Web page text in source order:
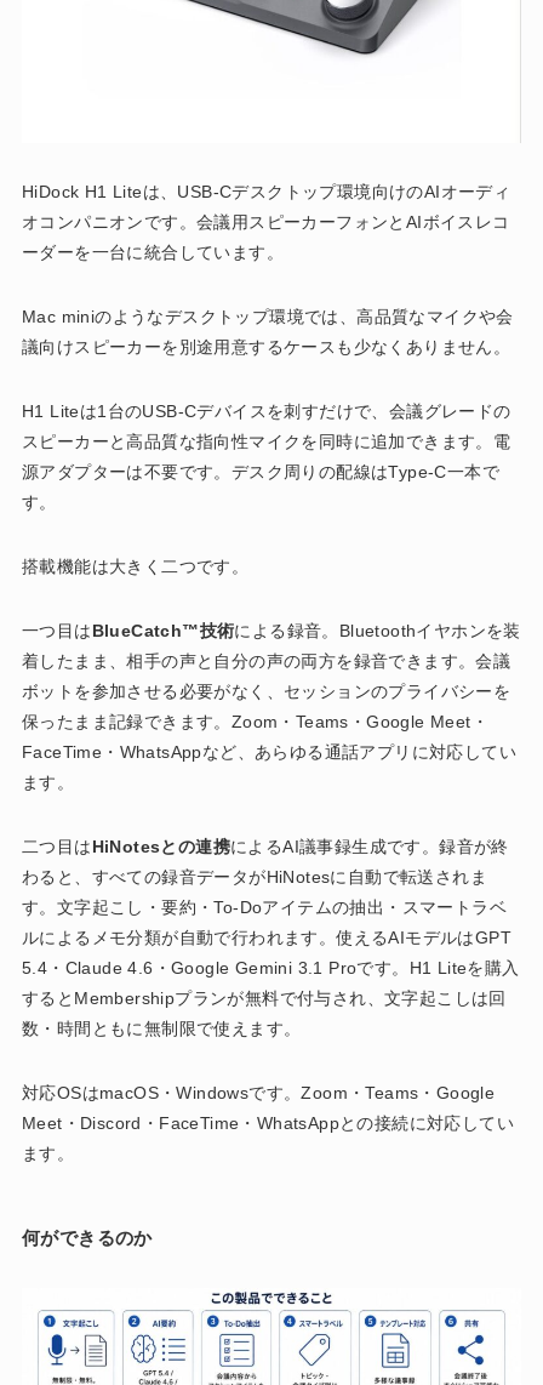
HiDock H1 Liteは、USB-Cデスクトップ環境向けのAIオーディ
オコンパニオンです。会議用スピーカーフォンとAIボイスレコ
ーダーを一台に統合しています。
Mac miniのようなデスクトップ環境では、高品質なマイクや会
議向けスピーカーを別途用意するケースも少なくありません。
H1 Liteは1台のUSB-Cデバイスを刺すだけで、会議グレードの
スピーカーと高品質な指向性マイクを同時に追加できます。電
源アダプターは不要です。デスク周りの配線はType-C一本で
す。
搭載機能は大きく二つです。
一つ目はBlueCatch™技術による録音。Bluetoothイヤホンを装
着したまま、相手の声と自分の声の両方を録音できます。会議
ボットを参加させる必要がなく、セッションのプライバシーを
保ったまま記録できます。Zoom・Teams・Google Meet・
FaceTime・WhatsAppなど、あらゆる通話アプリに対応してい
ます。
二つ目はHiNotesとの連携によるAI議事録生成です。録音が終
わると、すべての録音データがHiNotesに自動で転送されま
す。文字起こし・要約・To-Doアイテムの抽出・スマートラベ
ルによるメモ分類が自動で行われます。使えるAIモデルはGPT
5.4・Claude 4.6・Google Gemini 3.1 Proです。H1 Liteを購入
するとMembershipプランが無料で付与され、文字起こしは回
数・時間ともに無制限で使えます。
対応OSはmacOS・Windowsです。Zoom・Teams・Google
Meet・Discord・FaceTime・WhatsAppとの接続に対応してい
ます。
何ができるのか